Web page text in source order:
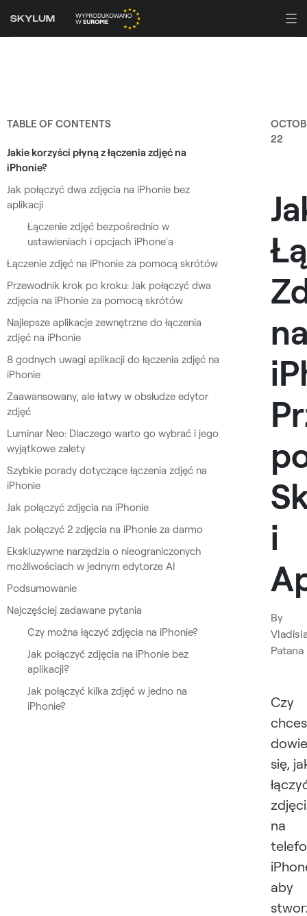
TABLE OF CONTENTS
Jakie korzyści płyną z łączenia zdjęć na
iPhonie?
Jak połączyć dwa zdjęcia na iPhonie bez
aplikacji
Łączenie zdjęć bezpośrednio w
ustawieniach i opcjach iPhone'a
Łączenie zdjęć na iPhonie za pomocą skrótów
Przewodnik krok po kroku: Jak połączyć dwa
zdjęcia na iPhonie za pomocą skrótów
Najlepsze aplikacje zewnętrzne do łączenia
zdjęć na iPhonie
8 godnych uwagi aplikacji do łączenia zdjęć na
iPhonie
Zaawansowany, ale łatwy w obsłudze edytor
zdjęć
Luminar Neo: Dlaczego warto go wybrać i jego
wyjątkowe zalety
Szybkie porady dotyczące łączenia zdjęć na
iPhonie
Jak połączyć zdjęcia na iPhonie
Jak połączyć 2 zdjęcia na iPhonie za darmo
Ekskluzywne narzędzia o nieograniczonych
możliwościach w jednym edytorze AI
Podsumowanie
Najczęściej zadawane pytania
Czy można łączyć zdjęcia na iPhonie?
Jak połączyć zdjęcia na iPhonie bez
aplikacji?
Jak połączyć kilka zdjęć w jedno na
iPhonie?
22
i
By
Patana
Czy
się,
na
aby